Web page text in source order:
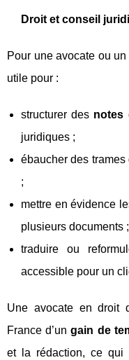
Droit et conseil
Pour une avocate ou
utile pour :
structurer des notes
juridiques ;
ébaucher des
;
mettre en évidence
plusieurs documents ;
traduire ou
accessible pour un
Une avocate en droit
France d’ungain de
et la rédaction, ce qui